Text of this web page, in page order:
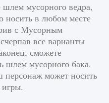
Delta
шлем мусорного ведра,
носить в любом месте
с Мусорным
все варианты
сможете
шлем мусорного бака.
может носить